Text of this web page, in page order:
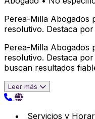
Perea-Milla Abogados
resolutivo. Destaca
Perea-Milla Abogados
resolutivo. Destaca
buscan resultados
Leer más
Servicios y